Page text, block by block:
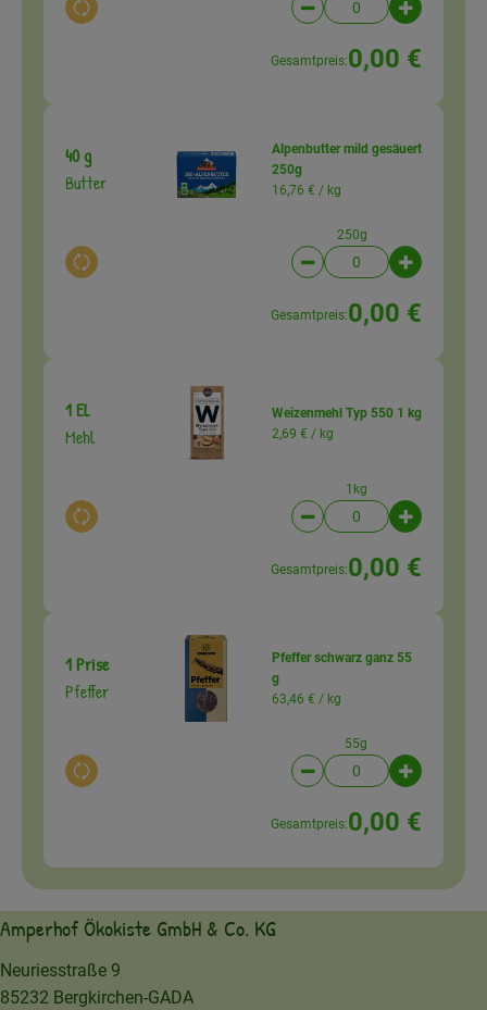
Auswahl ändern Artikelanzahl
Gesamtpreis:0,00 €
40 g
Butter
Auswahl ändern
Alpenbutter mild gesäuert
250g
16,76 € / kg
250g
Artikelanzahl
Gesamtpreis:0,00 €
1 EL
Mehl
Auswahl ändern
Weizenmehl Typ 550 1 kg
2,69 € / kg
1kg
Artikelanzahl
Gesamtpreis:0,00 €
1 Prise
Pfeffer
Auswahl ändern
Pfeffer schwarz ganz 55
g
63,46 € / kg
55g
Artikelanzahl
Gesamtpreis:0,00 €
Amperhof Ökokiste GmbH & Co. KG
Neuriesstraße 9
85232 Bergkirchen-GADA